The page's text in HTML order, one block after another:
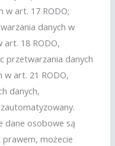
w art. 17 RODO;
danych w
art. 18 RODO,
przetwarzania danych
w art. 21 RODO,
danych,
dane osobowe są
możecie